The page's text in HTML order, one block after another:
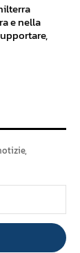
e nella